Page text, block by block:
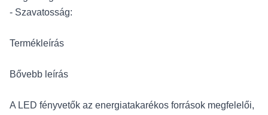
- Szavatosság:
Termékleírás
Bővebb leírás
A LED fényvetők az energiatakarékos források megfelelői,